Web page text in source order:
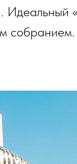
Идеальный
собранием.